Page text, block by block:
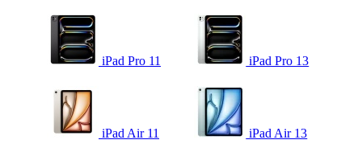
iPad Pro 11 iPad Pro 13
iPad Air 11 iPad Air 13